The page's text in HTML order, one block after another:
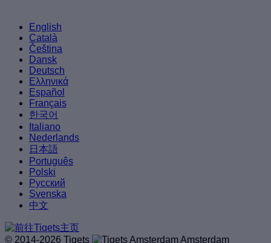
English
Català
Čeština
Dansk
Deutsch
Ελληνικά
Español
Français
한국어
Italiano
Nederlands
日本語
Português
Polski
Русский
Svenska
中文
© 2014-2026 Tiqets
Amsterdam